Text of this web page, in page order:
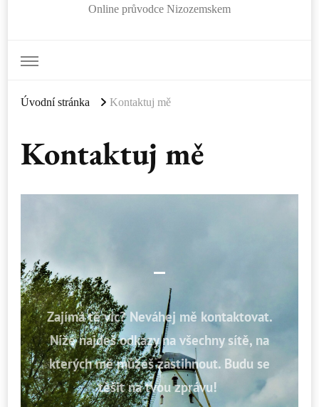
Online průvodce Nizozemskem
Úvodní stránka Kontaktuj mě
Kontaktuj mě
Zajímá tě víc? Neváhej mě kontaktovat.
Níže najdeš odkazy na všechny sítě, na
kterých mě můžeš zastihnout. Budu se
těšit na tvou zprávu!